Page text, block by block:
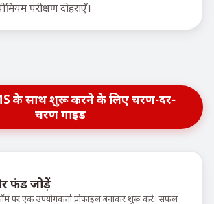
परीक्षण दोहराएँ।
के साथ शुरू करने के लिए चरण-दर-
चरण गाइड
फंड जोड़ें
पर एक उपयोगकर्ता प्रोफ़ाइल बनाकर शुरू करें। सफल